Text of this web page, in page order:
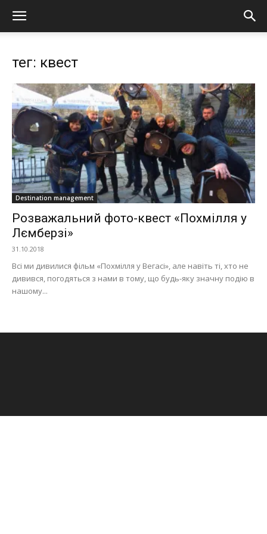
тег: квест
Destination management
Розважальний фото-квест «Похмілля у
Лємберзі»
31.10.2018
Всі ми дивилися фільм «Похмілля у Вегасі», але навіть ті, хто не
дивився, погодяться з нами в тому, що будь-яку значну подію в
нашому...